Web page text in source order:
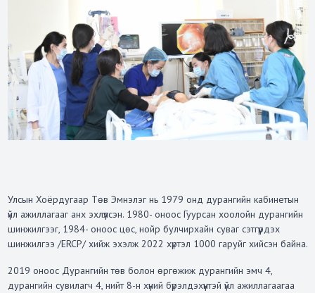
Улсын Хоёрдугаар Төв Эмнэлэг нь 1979 онд дурангийн кабинетын
үйл ажиллагааг анх эхлүүлсэн. 1980- оноос Гуурсан хоолойн дурангийн
шинжилгээг, 1984- оноос цөс, нойр булчирхайн суваг сэтгүүрдэх
шинжилгээ /ERCP/ хийж эхэлж 2022 хүртэл 1000 гаруйг хийсэн байна.
2019 оноос Дурангийн төв болон өргөжиж дурангийн эмч 4,
дурангийн сувилагч 4, нийт 8-н хүний бүрэлдэхүүнтэй үйл ажиллагаагаа